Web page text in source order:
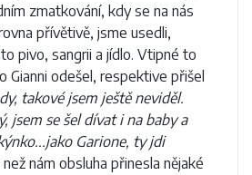
zmatkování, kdy se na nás
přívětivě, jsme usedli,
pivo, sangrii a jídlo. Vtipné to
Gianni odešel, respektive přišel
takové jsem ještě neviděl.
jsem se šel dívat i na baby a
Garione, ty jdi
nám obsluha přinesla nějaké